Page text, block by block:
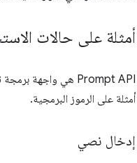
أمثلة على حالات
‫Prompt API هي واجهة برمجة تطبيقات متعددة الوسائط تقبل إدخالات النصوص والصور والصوت. اطّلِع على
أمثلة على الرموز البرمجية.
إدخال نصي